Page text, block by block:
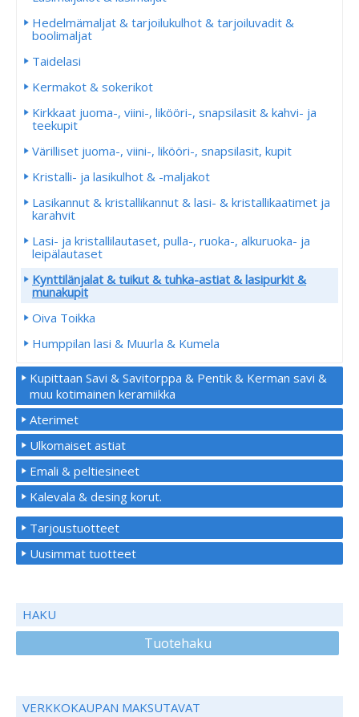
Hedelmämaljat & tarjoilukulhot & tarjoiluvadit &
boolimaljat
Taidelasi
Kermakot & sokerikot
Kirkkaat juoma-, viini-, likööri-, snapsilasit & kahvi- ja
teekupit
Värilliset juoma-, viini-, likööri-, snapsilasit, kupit
Kristalli- ja lasikulhot & -maljakot
Lasikannut & kristallikannut & lasi- & kristallikaatimet ja
karahvit
Lasi- ja kristallilautaset, pulla-, ruoka-, alkuruoka- ja
leipälautaset
Kynttilänjalat & tuikut & tuhka-astiat & lasipurkit &
munakupit
Oiva Toikka
Humppilan lasi & Muurla & Kumela
Kupittaan Savi & Savitorppa & Pentik & Kerman savi &
muu kotimainen keramiikka
Aterimet
Ulkomaiset astiat
Emali & peltiesineet
Kalevala & desing korut.
Tarjoustuotteet
Uusimmat tuotteet
HAKU
Tuotehaku
VERKKOKAUPAN MAKSUTAVAT